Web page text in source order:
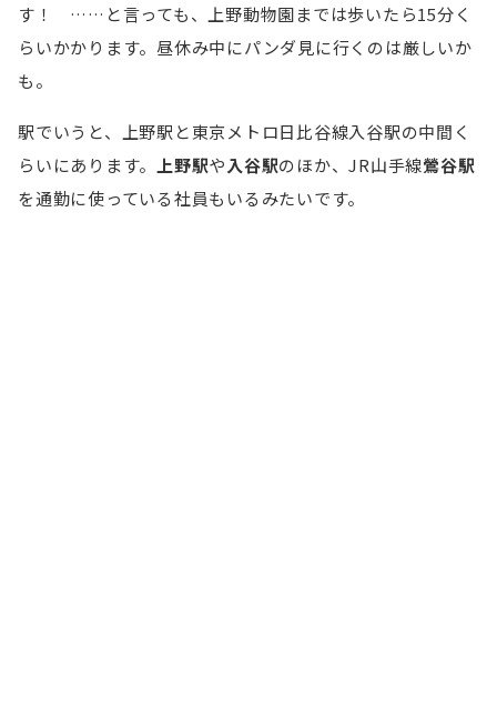
す！ ……と言っても、上野動物園までは歩いたら15分く
らいかかります。昼休み中にパンダ見に行くのは厳しいか
も。
駅でいうと、上野駅と東京メトロ日比谷線入谷駅の中間く
らいにあります。
上野駅や入谷駅のほか、JR山手線鶯谷駅
を通勤に使っている社員もいるみたいです。